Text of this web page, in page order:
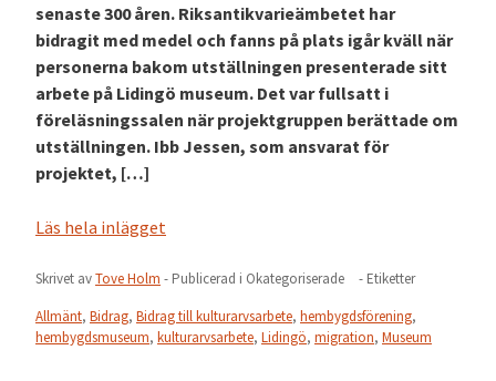
senaste 300 åren. Riksantikvarieämbetet har
bidragit med medel och fanns på plats igår kväll när
personerna bakom utställningen presenterade sitt
arbete på Lidingö museum. Det var fullsatt i
föreläsningssalen när projektgruppen berättade om
utställningen. Ibb Jessen, som ansvarat för
projektet, […]
Läs hela inlägget
Skrivet avTove Holm - Publicerad i Okategoriserade
- Etiketter
Allmänt, Bidrag, Bidrag till kulturarvsarbete, hembygdsförening,
hembygdsmuseum, kulturarvsarbete, Lidingö, migration, Museum